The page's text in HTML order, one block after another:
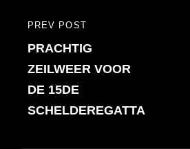
Bericht
navigatie
PREVIOUS
POST
PREV POST
PRACHTIG
ZEILWEER VOOR
DE 15DE
SCHELDEREGATTA